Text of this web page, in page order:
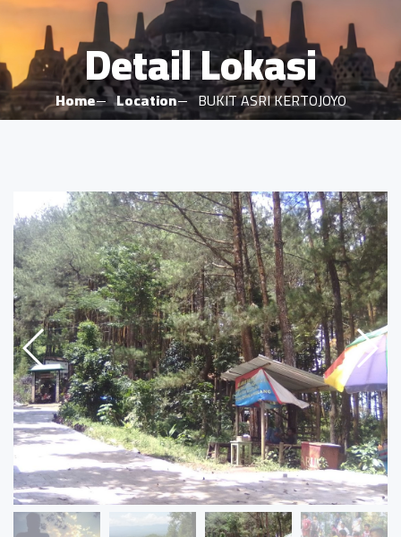
Detail Lokasi
Home Location BUKIT ASRI KERTOJOYO